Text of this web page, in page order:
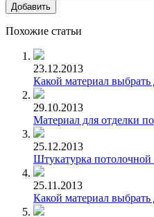
Добавить
Похожие статьи
23.12.2013
Какой материал выбрать
29.10.2013
Материал для отделки
25.12.2013
Штукатурка потолочной
25.11.2013
Какой материал выбрать